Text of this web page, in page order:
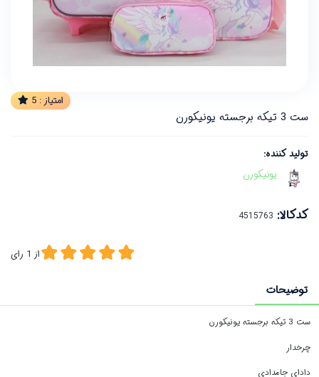
امتیاز : 5
ست 3 تیکه برجسته یونیکورن
تولید کننده:
یونیکورن
کدکالا:
از 1 رای
توضیحات
ست 3 تیکه برجسته یونیکورن
چرخدار
دادای جامدادی